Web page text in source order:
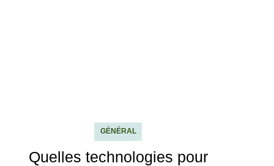
GÉNÉRAL
Quelles technologies pour